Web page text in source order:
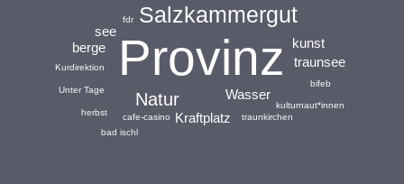
Provinz
Salzkammergut
Natur
Wasser
Kraftplatz
see
traunsee
berge kunst
traunkirchen
cafe-casino
Kurdirektion
bifeb
fdr
Unter Tage
kulturnaut*innen
herbst
bad ischl